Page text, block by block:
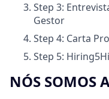
Step 3:
Gestor
Step 4: Carta
Step 5: Hiring5
NÓS SOMOS